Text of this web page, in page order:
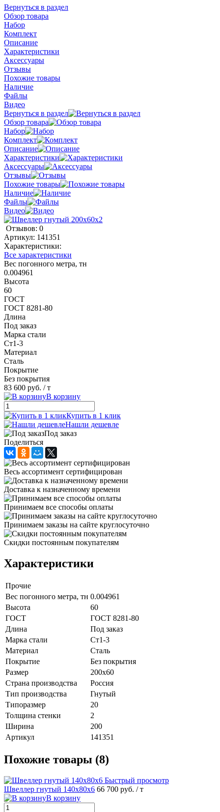
Вернуться в раздел
Обзор товара
Набор
Комплект
Описание
Характеристики
Аксессуары
Отзывы
Похожие товары
Наличие
Файлы
Видео
Вернуться в раздел
Обзор товара
Набор
Комплект
Описание
Характеристики
Аксессуары
Отзывы
Похожие товары
Наличие
Файлы
Видео
Отзывов: 0
Артикул: 141351
Характеристики:
Все характеристики
Вес погонного метра, тн
0.004961
Высота
60
ГОСТ
ГОСТ 8281-80
Длина
Под заказ
Марка стали
Ст1-3
Материал
Сталь
Покрытие
Без покрытия
83 600 руб. / т
В корзину
Купить в 1 клик
Нашли дешевле
Под заказ
Поделиться
Весь ассортимент сертифицирован
Доставка к назначенному времени
Принимаем все способы оплаты
Принимаем заказы на сайте круглосуточно
Скидки постоянным покупателям
Характеристики
Прочие
Вес погонного метра, тн 0.004961
Высота
60
ГОСТ
ГОСТ 8281-80
Длина
Под заказ
Марка стали
Ст1-3
Материал
Сталь
Покрытие
Без покрытия
Размер
200х60
Страна производства
Россия
Тип производства
Гнутый
Типоразмер
20
Толщина стенки
2
Ширина
200
Артикул
141351
Похожие товары (8)
Быстрый просмотр
Швеллер гнутый 140х80х6 66 700 руб. / т
В корзину